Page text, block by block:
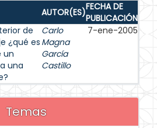
AUTOR(ES)FECHA DE
PUBLICACIÓN
de
¿qué es
un
una
Carlo
Magna
García
Castillo
7-ene-2005
Temas